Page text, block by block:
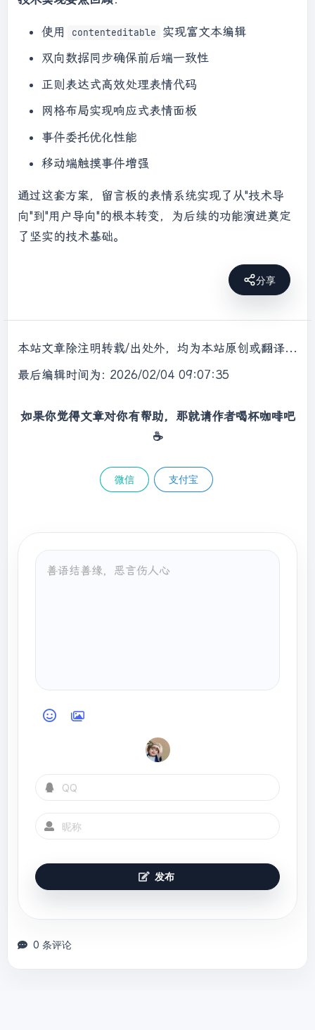
使用 contenteditable
实现富文本编辑
双向数据同步确保前后端一致性
正则表达式高效处理表情代码
网格布局实现响应式表情面板
事件委托优化性能
移动端触摸事件增强
通过这套方案，留言板的表情系统实现了从"技术导
向"到"用户导向"的根本转变，为后续的功能演进奠定
了坚实的技术基础。
分享
本站文章除注明转载/出处外，均为本站原创或翻译，转载前请务必署名，转载请标明出处。
最后编辑时间为: 2026/02/04 09:07:35
如果你觉得文章对你有帮助，那就请作者喝杯咖啡吧
☕
微信 支付宝
发布
0 条评论